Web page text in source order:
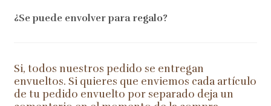
¿Se puede envolver para regalo?
Si, todos nuestros pedido se entregan
envueltos. Si quieres que enviemos cada artículo
de tu pedido envuelto por separado deja un